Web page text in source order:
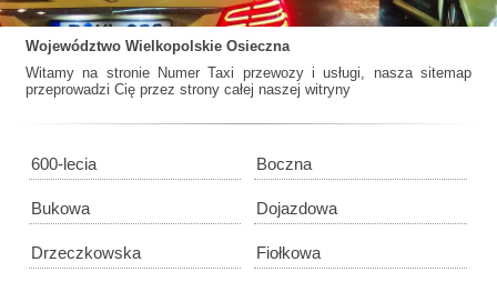
Województwo Wielkopolskie Osieczna
Witamy na stronie Numer Taxi przewozy i usługi, nasza sitemap
przeprowadzi Cię przez strony całej naszej witryny
600-lecia Boczna
Bukowa Dojazdowa
Drzeczkowska Fiołkowa